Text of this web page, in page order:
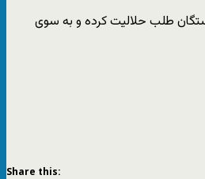
طلب حلالیت کرده و به سوی
Share this: